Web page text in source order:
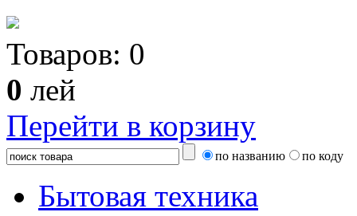
Товаров: 0
0 лей
Перейти в корзину
по названию по коду
Бытовая техника